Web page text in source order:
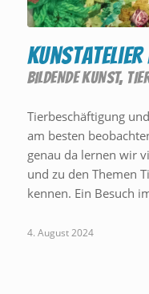
Kunstatelier
BILDENDE KUNST,
Tierbeschäftigung
am besten
genau da lernen wir
und zu den Themen
kennen. Ein Besuch
4. August 2024